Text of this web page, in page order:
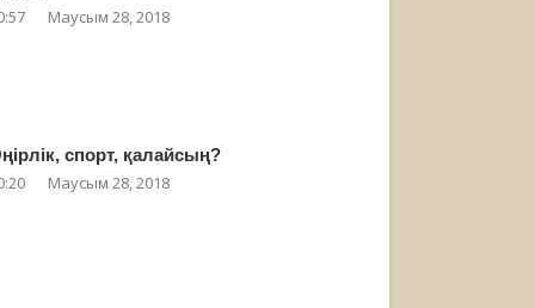
Маусым 28, 2018
спорт, қалайсың?
Маусым 28, 2018